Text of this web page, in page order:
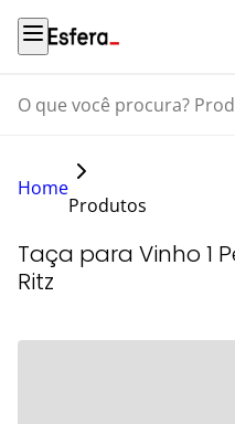
O que você procura?
Home
Produtos
Taça para Vinho 1
Ritz